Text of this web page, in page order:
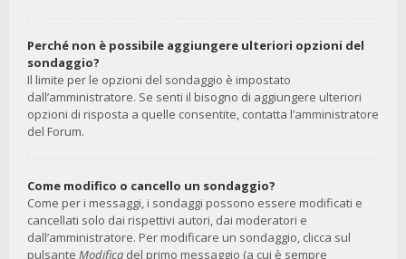
Perché non è possibile aggiungere ulteriori opzioni del
sondaggio?
Il limite per le opzioni del sondaggio è impostato
dall’amministratore. Se senti il bisogno di aggiungere ulteriori
opzioni di risposta a quelle consentite, contatta l’amministratore
del Forum.
Come modifico o cancello un sondaggio?
Come per i messaggi, i sondaggi possono essere modificati e
cancellati solo dai rispettivi autori, dai moderatori e
dall’amministratore. Per modificare un sondaggio, clicca sul
pulsante Modifica del primo messaggio (a cui è sempre